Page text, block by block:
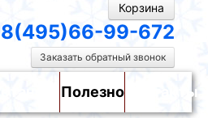
Корзина
8(495)66-99-672
Заказать обратный звонок
УстановкаПолезно Контакты